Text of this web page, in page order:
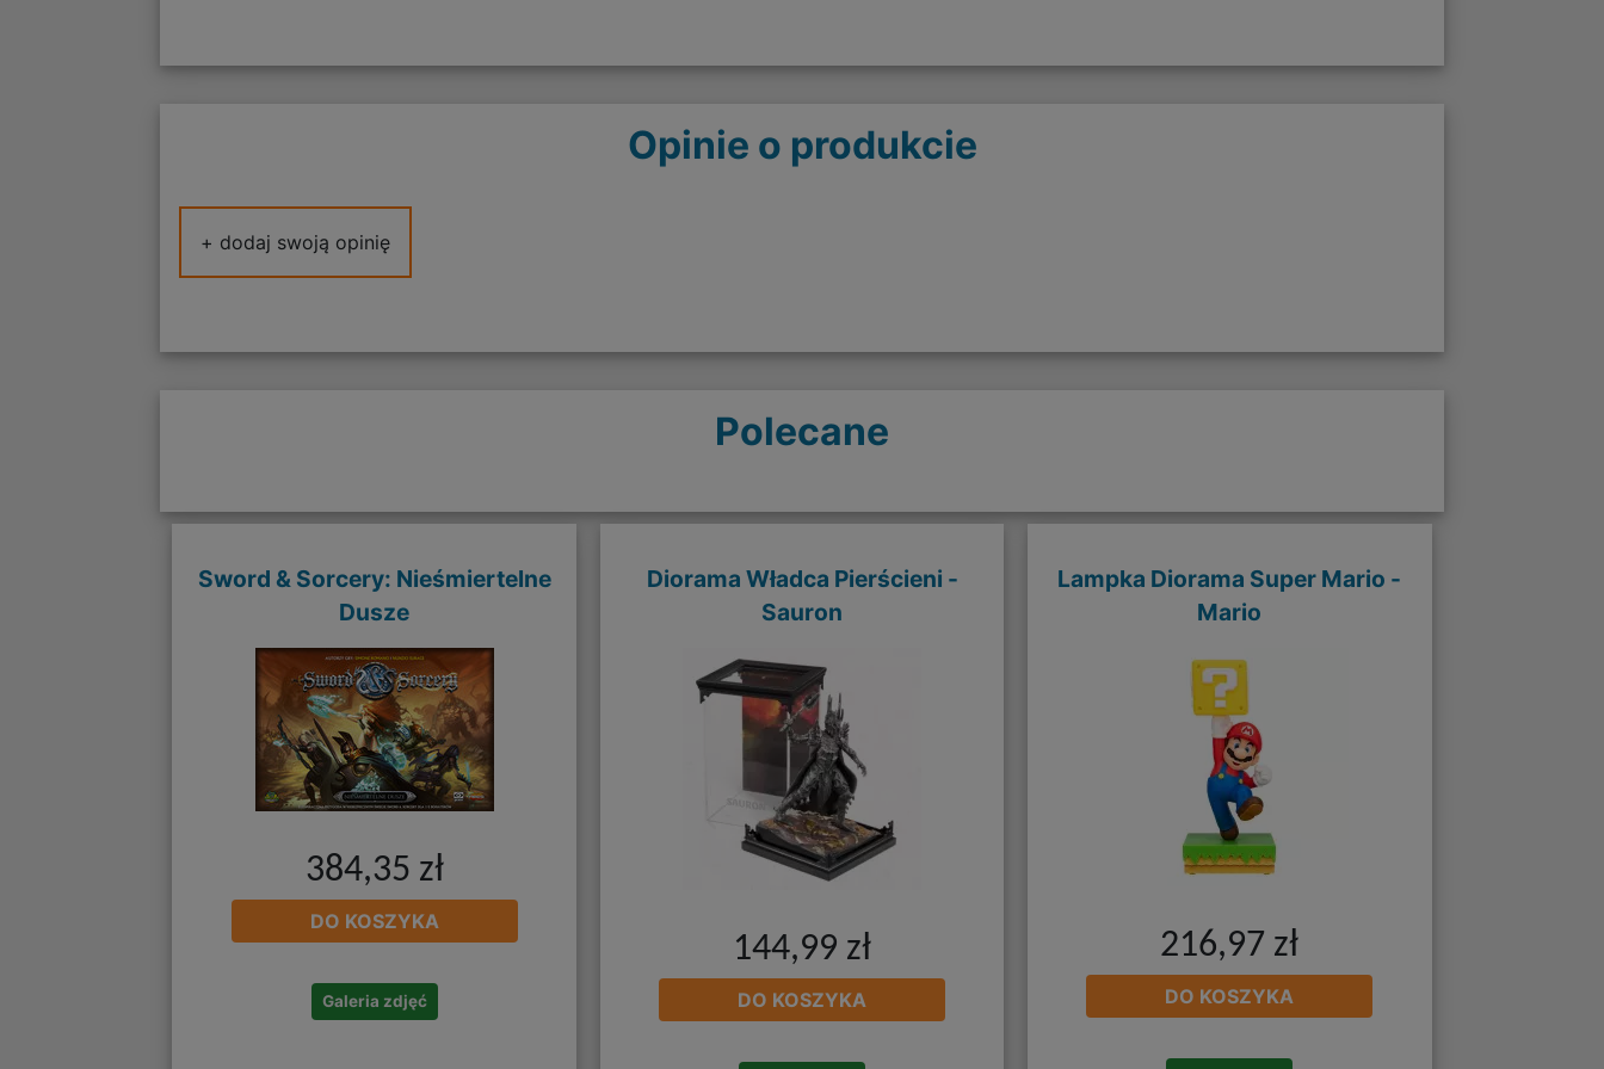
Opinie o produkcie
+ dodaj swoją opinię
Polecane
Sword & Sorcery: Nieśmiertelne
Dusze
384,35 zł
DO KOSZYKA
Galeria zdjęć
Diorama Władca Pierścieni -
Sauron
144,99 zł
DO KOSZYKA
Lampka Diorama Super Mario -
Mario
216,97 zł
DO KOSZYKA